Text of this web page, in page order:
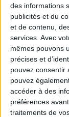
des informations
publicités et du
et de contenu,
services. Avec
mêmes pouvons
précises et
pouvez consentir
pouvez
accéder à des
préférences
traitements de
Cet
transmission
Paris. Il
ou
reprise
https://